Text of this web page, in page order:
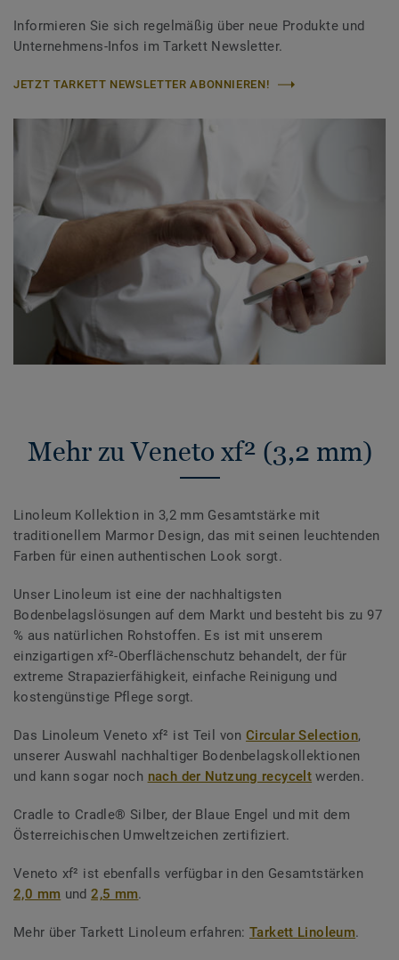
Informieren Sie sich regelmäßig über neue Produkte und
Unternehmens-Infos im Tarkett Newsletter.
JETZT TARKETT NEWSLETTER ABONNIEREN!
Mehr zu Veneto xf² (3,2 mm)
Linoleum Kollektion in 3,2 mm Gesamtstärke mit
traditionellem Marmor Design, das mit seinen leuchtenden
Farben für einen authentischen Look sorgt.
Unser Linoleum ist eine der nachhaltigsten
Bodenbelagslösungen auf dem Markt und besteht bis zu 97
% aus natürlichen Rohstoffen. Es ist mit unserem
einzigartigen xf²-Oberflächenschutz behandelt, der für
extreme Strapazierfähigkeit, einfache Reinigung und
kostengünstige Pflege sorgt.
Das Linoleum Veneto xf² ist Teil vonCircular Selection,
unserer Auswahl nachhaltiger Bodenbelagskollektionen
und kann sogar noch nach der Nutzung recycelt werden.
Cradle to Cradle® Silber, der Blaue Engel und mit dem
Österreichischen Umweltzeichen zertifiziert.
Veneto xf² ist ebenfalls verfügbar in den Gesamtstärken
2,0 mm und2,5 mm.
Mehr über Tarkett Linoleum erfahren:Tarkett Linoleum.